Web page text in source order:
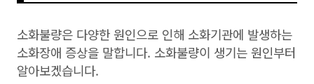
소화불량은 다양한 원인으로 인해 소화기관에 발생하는
소화장애 증상을 말합니다. 소화불량이 생기는 원인부터
알아보겠습니다.